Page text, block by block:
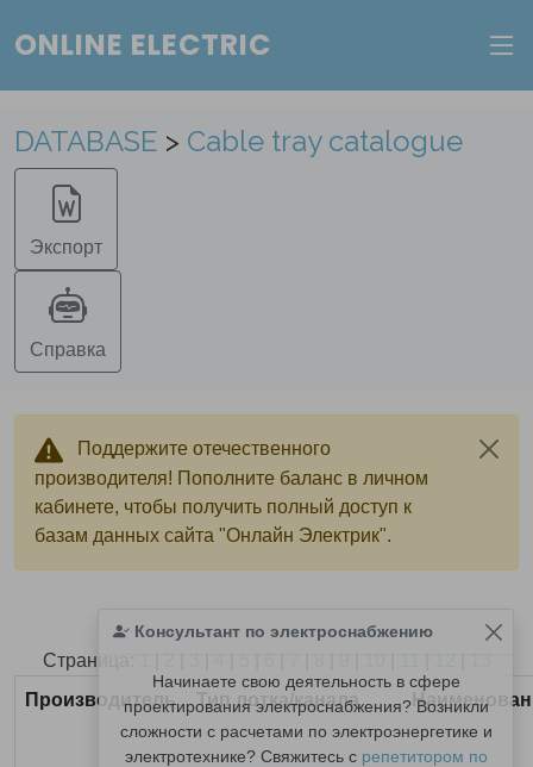
ONLINE ELECTRIC
DATABASE > Cable tray catalogue
Экспорт
Справка
Поддержите отечественного
производителя! Пополните баланс в личном
кабинете, чтобы получить полный доступ к
базам данных сайта "Онлайн Электрик".
Консультант по электроснабжению
Начинаете свою деятельность в сфере
проектирования электроснабжения? Возникли
сложности с расчетами по электроэнергетике и
электротехнике? Свяжитесь с репетитором по
Найдено366из366записей.
Страница:
Производитель
Тип лотка/канала
Веб-сервис "Онлайн Электрик"
получить доступ ко всем сервисам "Онлайн